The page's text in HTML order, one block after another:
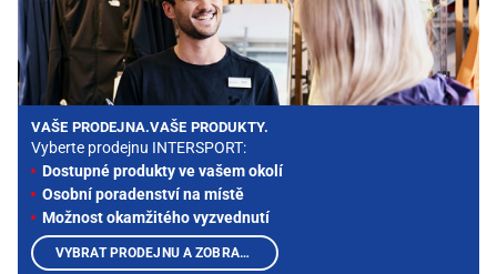
VAŠE PRODEJNA.VAŠE PRODUKTY.
Vyberte prodejnu INTERSPORT:
Dostupné produkty ve vašem okolí
Osobní poradenství na místě
Možnost okamžitého vyzvednutí
VYBRAT PRODEJNU A ZOBRAZIT PRODUKTY